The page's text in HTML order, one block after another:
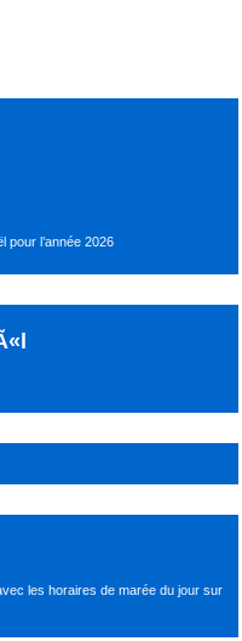
pour l’année 2026
les horaires de marée du joursur